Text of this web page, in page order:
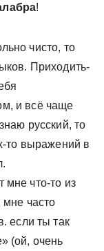
!
чисто, то
Приходить-
и всё чаще
русский, то
то выражений в
мне что-то из
мне часто
если ты так
(ой, очень